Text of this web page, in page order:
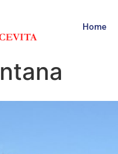
Home